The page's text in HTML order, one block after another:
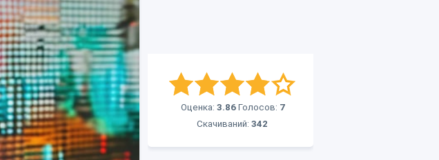
Оценка: 3.86 Голосов: 7
Скачиваний: 342